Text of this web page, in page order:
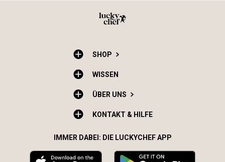
SHOP
WISSEN
ÜBER UNS
KONTAKT & HILFE
IMMER DABEI: DIE LUCKYCHEF APP